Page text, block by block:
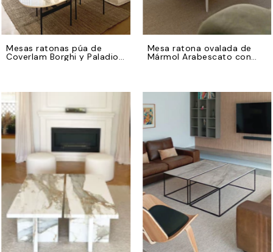
Mesas ratonas púa de
Coverlam Borghi y Paladio
Mesa ratona ovalada de
Mármol Arabescato con